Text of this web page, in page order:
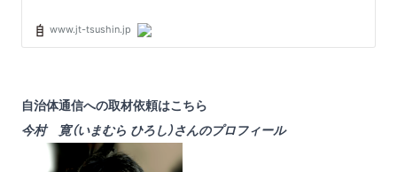
自治体通信への取材依頼はこちら
今村 寛（いまむら ひろし）さんのプロフィール